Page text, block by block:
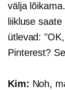
välja
liikluse
ütlevad:
Pinterest?
Kim: Noh,